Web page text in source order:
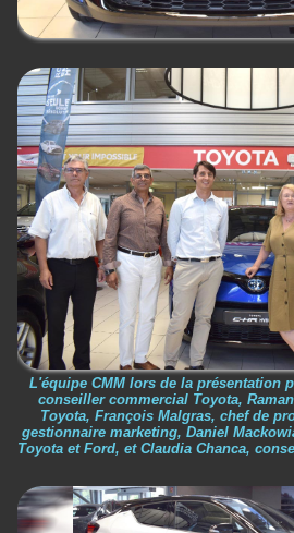
L'équipe CMM lors de la présentation
conseiller commercial Toyota,
Toyota, François Malgras, chef de
gestionnaire marketing, Daniel
Toyota et Ford, et Claudia Chanca,